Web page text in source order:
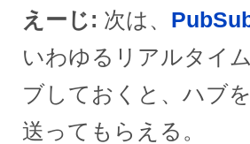
えーじ 次は、
いわゆるリアルタイ
ブしておくと、ハブ
送ってもらえる。